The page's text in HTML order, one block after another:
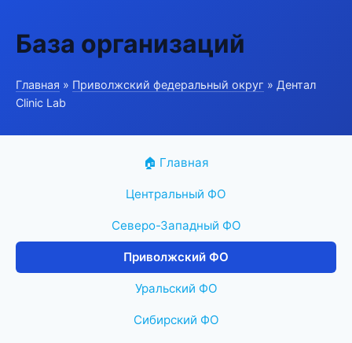
База организаций
Главная » Приволжский федеральный округ » Дентал
Clinic Lab
🏠 Главная
Центральный ФО
Северо-Западный ФО
Приволжский ФО
Уральский ФО
Сибирский ФО